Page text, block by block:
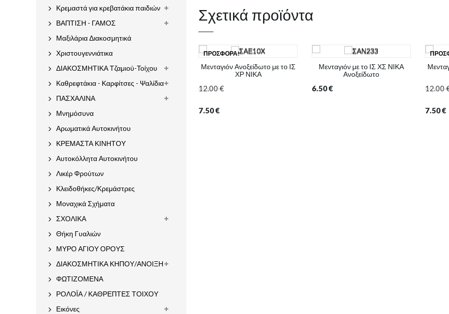
Σχετικά προϊόντα
ΠΡΟΣΦΟΡΆ!
Μενταγιόν Ανοξείδωτο με το ΙΣ
ΧΡ ΝΙΚΑ
12.00€
7.50€
Μενταγιόν με το ΙΣ ΧΣ ΝΙΚΑ
Ανοξείδωτο
6.50€ 12.00
7.50€
Κρεμαστά για κρεβατάκια παιδιών
ΒΑΠΤΙΣΗ - ΓΑΜΟΣ
Μαξιλάρια Διακοσμητικά
Χριστουγεννιάτικα
ΔΙΑΚΟΣΜΗΤΙΚΑ Τζαμιού-Τοίχου
Καθρεφτάκια - Καρφίτσες - Ψαλίδια
ΠΑΣΧΑΛΙΝΑ
Μνημόσυνα
Αρωματικά Αυτοκινήτου
ΚΡΕΜΑΣΤΑ ΚΙΝΗΤΟΥ
Αυτοκόλλητα Αυτοκινήτου
Λικέρ Φρούτων
Κλειδοθήκες/Κρεμάστρες
Μοναχικά Σχήματα
ΣΧΟΛΙΚΑ
Θήκη Γυαλιών
ΜΥΡΟ ΑΓΙΟΥ ΟΡΟΥΣ
ΔΙΑΚΟΣΜΗΤΙΚΑ ΚΗΠΟΥ/ΑΝΟΙΞΗ
ΦΩΤΙΖΟΜΕΝΑ
ΡΟΛΟΪΑ / ΚΑΘΡΕΠΤΕΣ ΤΟΙΧΟΥ
Εικόνες